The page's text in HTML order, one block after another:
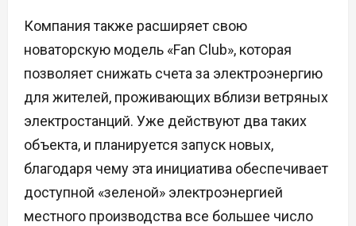
Компания также расширяет свою
новаторскую модель «Fan Club», которая
позволяет снижать счета за электроэнергию
для жителей, проживающих вблизи ветряных
электростанций. Уже действуют два таких
объекта, и планируется запуск новых,
благодаря чему эта инициатива обеспечивает
доступной «зеленой» электроэнергией
местного производства все большее число